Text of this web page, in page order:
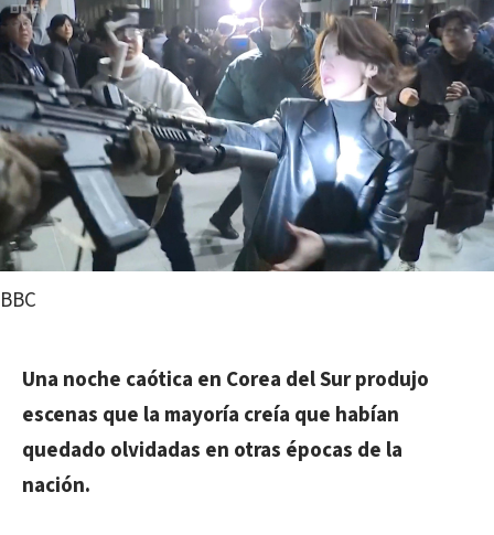
BBC
Una noche caótica en Corea del Sur produjo
escenas que la mayoría creía que habían
quedado olvidadas en otras épocas de la
nación.